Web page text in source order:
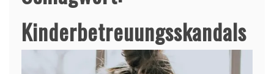
Kinderbetreuungsskandals